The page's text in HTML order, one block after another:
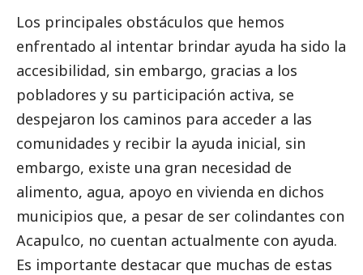
Los principales obstáculos que hemos
enfrentado al intentar brindar ayuda ha sido la
accesibilidad, sin embargo, gracias a los
pobladores y su participación activa, se
despejaron los caminos para acceder a las
comunidades y recibir la ayuda inicial, sin
embargo, existe una gran necesidad de
alimento, agua, apoyo en vivienda en dichos
municipios que, a pesar de ser colindantes con
Acapulco, no cuentan actualmente con ayuda.
Es importante destacar que muchas de estas